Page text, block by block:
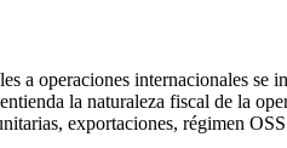
a operaciones internacionales se
la naturaleza fiscal de la
exportaciones, régimen